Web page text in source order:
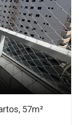
57m²